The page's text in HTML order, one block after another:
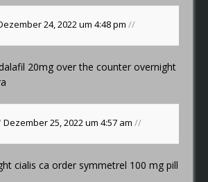
24, 2022 um 4:48 pm//
20mg over the counter overnight
Dezember 25, 2022 um 4:57 am//
cialis ca order symmetrel 100 mg pill